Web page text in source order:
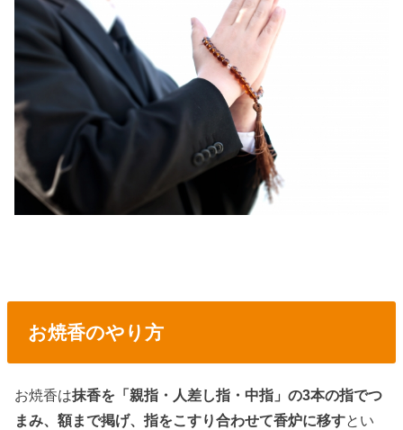
お焼香のやり方
お焼香は抹香を「親指・人差し指・中指」の3本の指でつ
まみ、額まで掲げ、指をこすり合わせて香炉に移すとい